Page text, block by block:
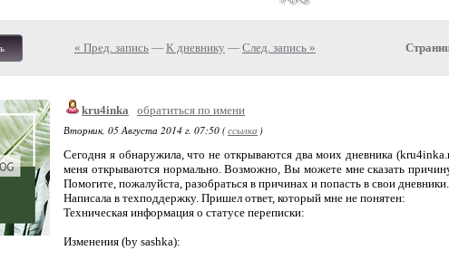
« Пред. запись — К дневнику — След. запись »
kru4inka
обратиться по имени
Вторник, 05 Августа 2014 г. 07:50 (ссылка )
Сегодня я обнаружила, что не открываются два моих дневника
меня открываются нормально. Возможно, Вы можете мне сказать
Помогите, пожалуйста, разобраться в причинах и попасть в свои
Написала в техподдержку. Пришел ответ, который мне не понятен:
Техническая информация о статусе переписки:
Изменения (by sashka):